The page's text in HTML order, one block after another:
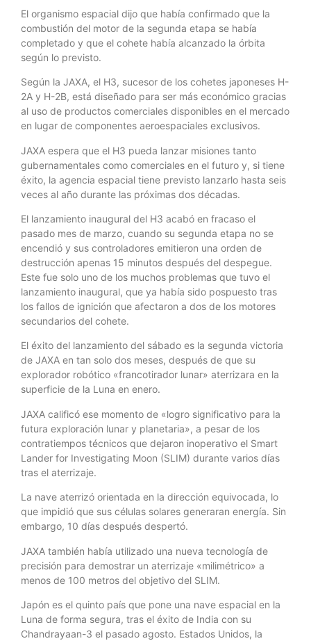
El organismo espacial dijo que había confirmado que la
combustión del motor de la segunda etapa se había
completado y que el cohete había alcanzado la órbita
según lo previsto.
Según la JAXA, el H3, sucesor de los cohetes japoneses H-
2A y H-2B, está diseñado para ser más económico gracias
al uso de productos comerciales disponibles en el mercado
en lugar de componentes aeroespaciales exclusivos.
JAXA espera que el H3 pueda lanzar misiones tanto
gubernamentales como comerciales en el futuro y, si tiene
éxito, la agencia espacial tiene previsto lanzarlo hasta seis
veces al año durante las próximas dos décadas.
El lanzamiento inaugural del H3 acabó en fracaso el
pasado mes de marzo, cuando su segunda etapa no se
encendió y sus controladores emitieron una orden de
destrucción apenas 15 minutos después del despegue.
Este fue solo uno de los muchos problemas que tuvo el
lanzamiento inaugural, que ya había sido pospuesto tras
los fallos de ignición que afectaron a dos de los motores
secundarios del cohete.
El éxito del lanzamiento del sábado es la segunda victoria
de JAXA en tan solo dos meses, después de que su
explorador robótico «francotirador lunar» aterrizara en la
superficie de la Luna en enero.
JAXA calificó ese momento de «logro significativo para la
futura exploración lunar y planetaria», a pesar de los
contratiempos técnicos que dejaron inoperativo el Smart
Lander for Investigating Moon (SLIM) durante varios días
tras el aterrizaje.
La nave aterrizó orientada en la dirección equivocada, lo
que impidió que sus células solares generaran energía. Sin
embargo, 10 días después despertó.
JAXA también había utilizado una nueva tecnología de
precisión para demostrar un aterrizaje «milimétrico» a
menos de 100 metros del objetivo del SLIM.
Japón es el quinto país que pone una nave espacial en la
Luna de forma segura, tras el éxito de India con su
Chandrayaan-3 el pasado agosto. Estados Unidos, la